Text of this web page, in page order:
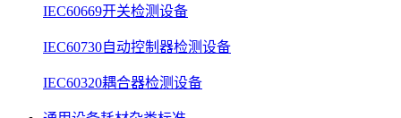
IEC60669开关检测设备
IEC60730自动控制器检测设备
IEC60320耦合器检测设备